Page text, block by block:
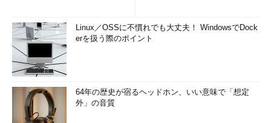
Linux／OSSに不慣れでも大丈夫！ WindowsでDock
erを扱う際のポイント
64年の歴史が宿るヘッドホン、いい意味で「想定
外」の音質